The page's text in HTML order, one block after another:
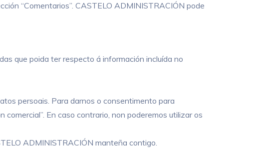
“Comentarios”. CASTELO ADMINISTRACIÓN pode
que poida ter respecto á información incluída no
persoais. Para darnos o consentimento para
En caso contrario, non poderemos utilizar os
ADMINISTRACIÓN manteña contigo.